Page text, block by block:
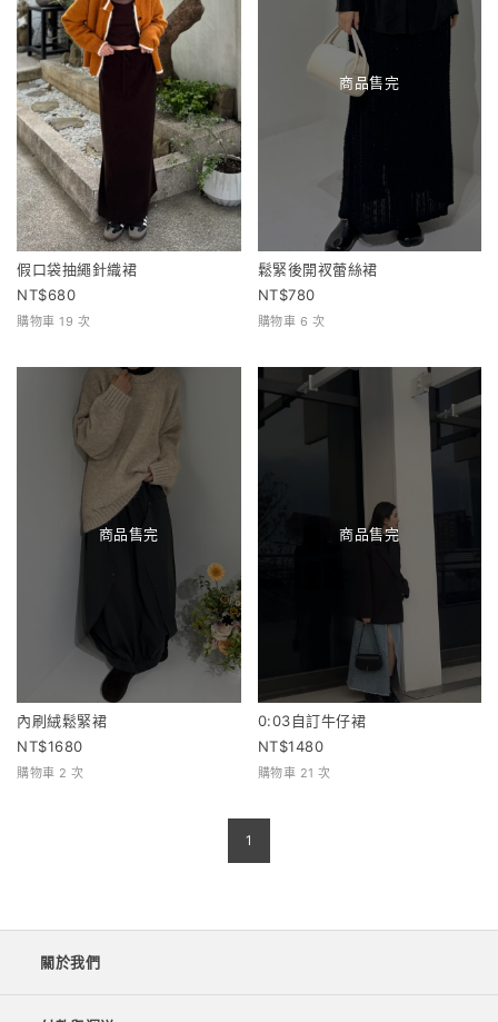
假口袋抽繩針織裙
680
購物車 19 次
商品售完
鬆緊後開衩蕾絲裙
780
購物車 6 次
商品售完
內刷絨鬆緊裙
1680
購物車 2 次
商品售完
0:03自訂牛仔裙
1480
購物車 21 次
1
關於我們